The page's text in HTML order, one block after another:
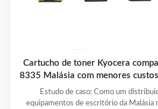
Cartucho de toner Kyocera
8335 Malásia com menores
impressão
Estudo de caso: Como um
equipamentos de escritório da Malásia